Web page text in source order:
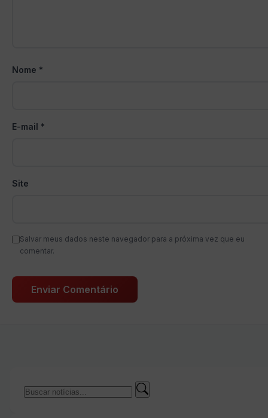
Nome *
E-mail *
Site
Salvar meus dados neste navegador para a próxima vez que eu
comentar.
Buscar
Buscar